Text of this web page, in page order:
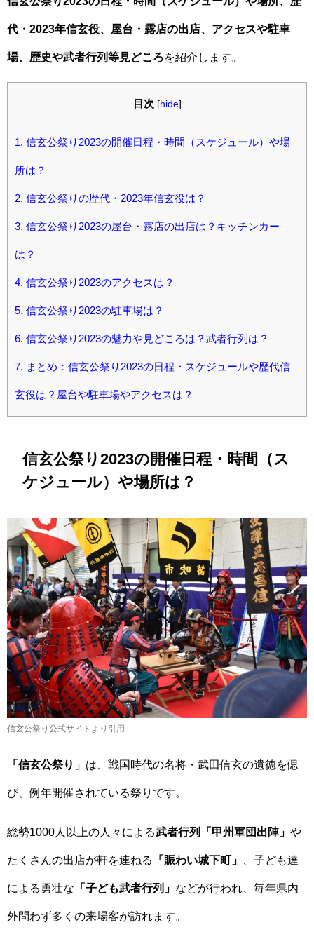
代・2023年信玄役、屋台・露店の出店、アクセスや駐車
場、歴史や武者行列等見どころを紹介します。
目次 [hide]
1. 信玄公祭り2023の開催日程・時間（スケジュール）や場
所は？
2. 信玄公祭りの歴代・2023年信玄役は？
3. 信玄公祭り2023の屋台・露店の出店は？キッチンカー
は？
4. 信玄公祭り2023のアクセスは？
5. 信玄公祭り2023の駐車場は？
6. 信玄公祭り2023の魅力や見どころは？武者行列は？
7. まとめ：信玄公祭り2023の日程・スケジュールや歴代信
玄役は？屋台や駐車場やアクセスは？
信玄公祭り2023の開催日程・時間（ス
ケジュール）や場所は？
信玄公祭り公式サイトより引用
「信玄公祭り」 は、戦国時代の名将・武田信玄の遺徳を偲
び、例年開催されている祭りです。
総勢1000人以上の人々による武者行列「甲州軍団出陣」 や
たくさんの出店が軒を連ねる 「賑わい城下町」 、子ども達
による勇壮な 「子ども武者行列」 などが行われ、毎年県内
外問わず多くの来場客が訪れます。